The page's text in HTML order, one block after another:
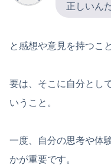
正しいん
と感想や意見を持つこ
要は、そこに自分とし
いうこと。
一度、自分の思考や体
かが重要です。